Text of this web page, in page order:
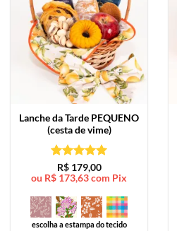
Lanche da Tarde PEQUENO
(cesta de vime)
Avaliação5
de 5
R$179,00
ou R$ 173,63com Pix
escolha a estampa do tecido